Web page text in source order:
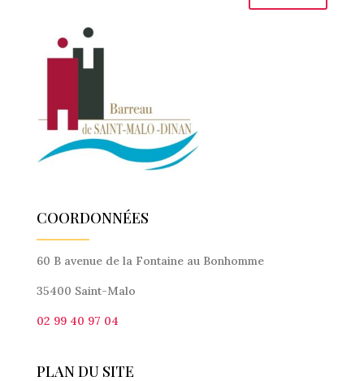
COORDONNÉES
60 B avenue de la Fontaine au Bonhomme
35400 Saint-Malo
02 99 40 97 04
PLAN DU SITE